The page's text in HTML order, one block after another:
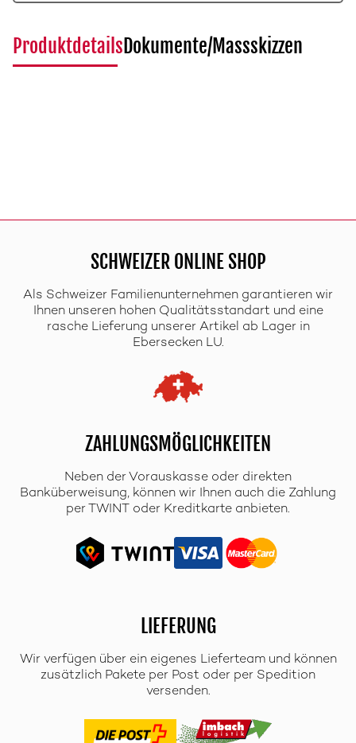
ProduktdetailsDokumente/Massskizzen
SCHWEIZER ONLINE SHOP
Als Schweizer Familienunternehmen garantieren wir
Ihnen unseren hohen Qualitätsstandart und eine
rasche Lieferung unserer Artikel ab Lager in
Ebersecken LU.
ZAHLUNGSMÖGLICHKEITEN
Neben der Vorauskasse oder direkten
Banküberweisung, können wir Ihnen auch die Zahlung
per TWINT oder Kreditkarte anbieten.
LIEFERUNG
Wir verfügen über ein eigenes Lieferteam und können
zusätzlich Pakete per Post oder per Spedition
versenden.